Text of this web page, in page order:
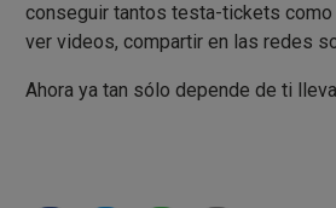
conseguir tantos testa-tickets
ver videos, compartir en las redes
Ahora ya tan sólo depende de ti
Recuerda que únicamente las 500